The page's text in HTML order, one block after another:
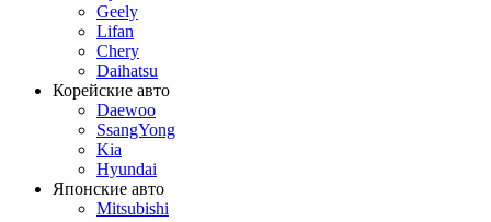
Geely
Lifan
Chery
Daihatsu
Корейские авто
Daewoo
SsangYong
Kia
Hyundai
Японские авто
Mitsubishi